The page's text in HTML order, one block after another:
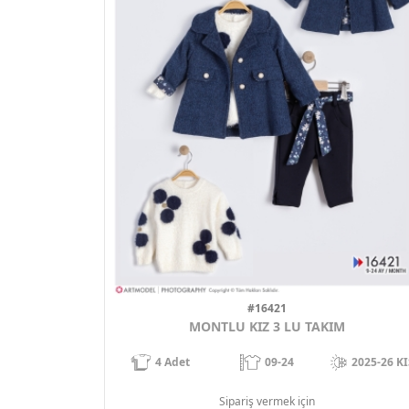
#16421
MONTLU KIZ 3 LU TAKIM
4Adet 09-24 2025-26
Sipariş vermek için